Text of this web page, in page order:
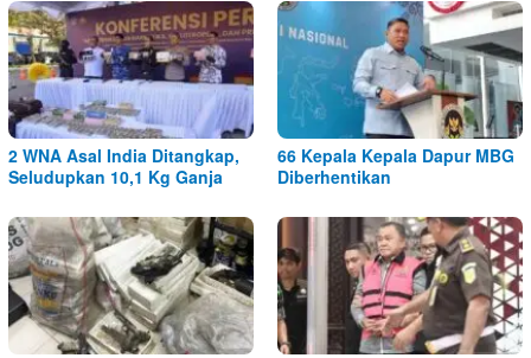
2 WNA Asal India Ditangkap,
Seludupkan 10,1 Kg Ganja
66 Kepala Kepala Dapur MBG
Diberhentikan